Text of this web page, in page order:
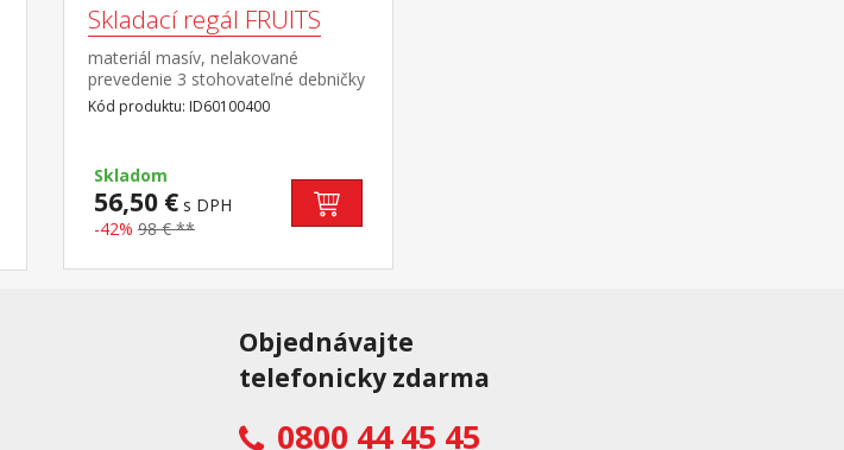
Skladací regál FRUITS
materiál masív, nelakované
prevedenie 3 stohovateľné debničky
na ovocie alebo zeleninu spodná
pojazdná na kolieskach
Kód produktu: ID60100400
Skladom
56,50 € s DPH
-42% 98 € **
Objednávajte
telefonicky zdarma
0800 44 45 45